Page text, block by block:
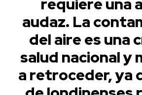
audaz. La
del aire es una
salud nacional y
a retroceder, ya